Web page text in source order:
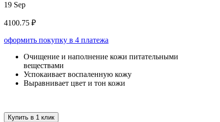
19 Sep
4100.75 ₽
оформить покупку в 4 платежа
Очищение и наполнение кожи питательными
веществами
Успокаивает воспаленную кожу
Выравнивает цвет и тон кожи
Купить в 1 клик